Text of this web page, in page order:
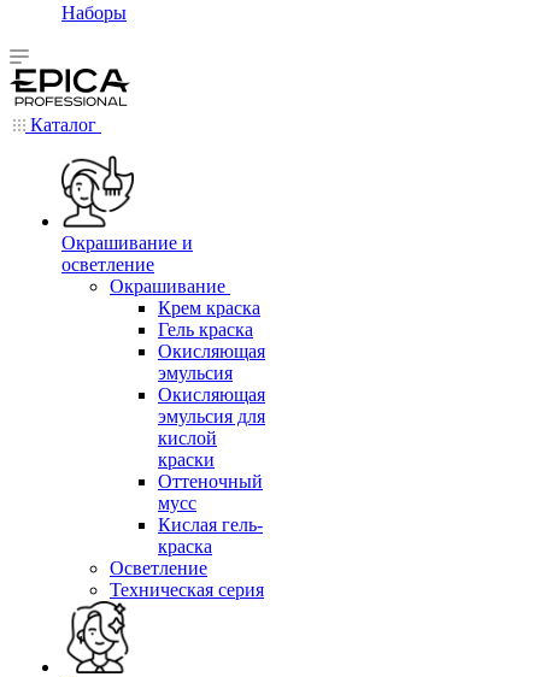
Наборы
Каталог
Окрашивание и
осветление
Окрашивание
Крем краска
Гель краска
Окисляющая
эмульсия
Окисляющая
эмульсия для
кислой
краски
Оттеночный
мусс
Кислая гель-
краска
Осветление
Техническая серия